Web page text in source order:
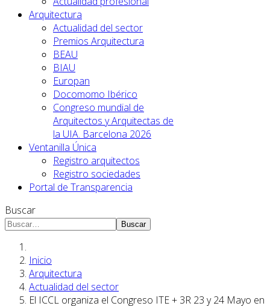
Arquitectura
Actualidad del sector
Premios Arquitectura
BEAU
BIAU
Europan
Docomomo Ibérico
Congreso mundial de
Arquitectos y Arquitectas de
la UIA. Barcelona 2026
Ventanilla Única
Registro arquitectos
Registro sociedades
Portal de Transparencia
Buscar
Buscar
Inicio
Arquitectura
Actualidad del sector
El ICCL organiza el Congreso ITE + 3R 23 y 24 Mayo en